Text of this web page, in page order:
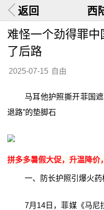
返回 西
难怪一个劲得罪
了后路
2025-07-15 自由
马耳他护照撕开菲国
退路”的垫脚石
拼多多暑假大促，升温降
一、防长护照引爆火
7月14日，菲媒《马尼